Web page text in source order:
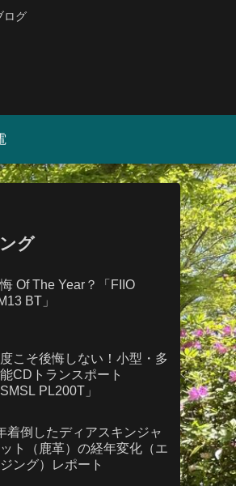
ログ
グ
Of The Year？「FIIO
BT」
こそ後悔しない！小型・多
CDトランスポート
SMSL PL200T」
着倒したディアスキンジャ
ト（鹿革）の経年変化（エ
ング）レポート